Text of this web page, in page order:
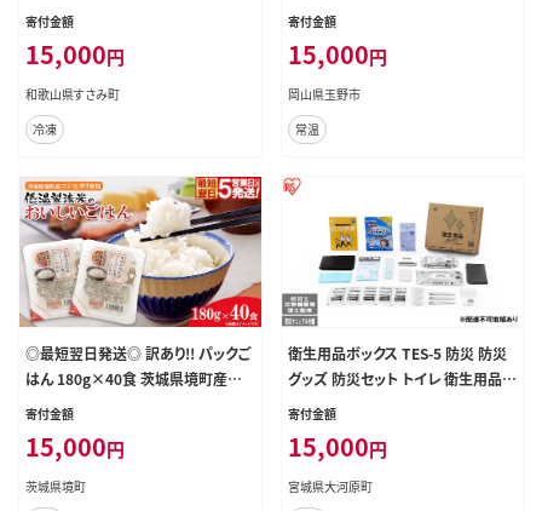
タタキ カツオのたたき 鰹のたたき 丼
寄付金額
15,000円
和歌山県すさみ町
冷凍
ックス 硫酸マグネシウム
寄付金額
15,000円
岡山県玉野市
常温
◎最短翌日発送◎ 訳あり!! パックご
はん 180g×40食 茨城県境町産コ
シヒカリ 米 K1464
寄付金額
15,000円
茨城県境町
衛生用品ボックス TES-5 防災 防災
グッズ 防災セット トイレ 衛生用品
お風呂対策 口腔ケア アイリスオーヤ
寄付金額
15,000円
宮城県大河原町